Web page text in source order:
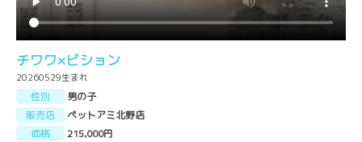
チワワ×ビション
20260529生まれ
性別
男の子
販売店
ペットアミ北野店
価格
215,000円